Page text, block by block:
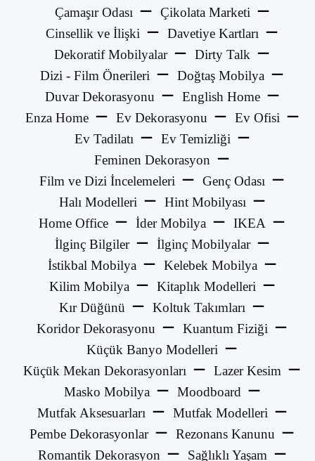
Çamaşır Odası
Çikolata Marketi
Cinsellik ve İlişki
Davetiye Kartları
Dekoratif Mobilyalar
Dirty Talk
Dizi - Film Önerileri
Doğtaş Mobilya
Duvar Dekorasyonu
English Home
Enza Home
Ev Dekorasyonu
Ev Ofisi
Ev Tadilatı
Ev Temizliği
Feminen Dekorasyon
Film ve Dizi İncelemeleri
Genç Odası
Halı Modelleri
Hint Mobilyası
Home Office
İder Mobilya
IKEA
İlginç Bilgiler
İlginç Mobilyalar
İstikbal Mobilya
Kelebek Mobilya
Kilim Mobilya
Kitaplık Modelleri
Kır Düğünü
Koltuk Takımları
Koridor Dekorasyonu
Kuantum Fiziği
Küçük Banyo Modelleri
Küçük Mekan Dekorasyonları
Lazer Kesim
Masko Mobilya
Moodboard
Mutfak Aksesuarları
Mutfak Modelleri
Pembe Dekorasyonlar
Rezonans Kanunu
Romantik Dekorasyon
Sağlıklı Yaşam